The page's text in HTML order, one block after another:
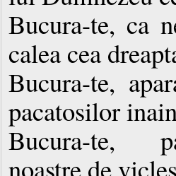
Bucura-te, ca
calea cea
Bucura-te,
pacatosilor
Bucura-te,
noastre de